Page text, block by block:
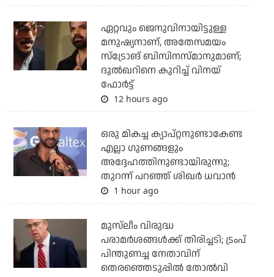
ഏറ്റവും ജെനുവിനായിട്ടുള്ള
മനുഷ്യനാണ്, അതേസമയം
സ്‌ട്രോങ് ബിസിനസ്മാനുമാണ്;
ദുല്‍ഖറിനെ കുറിച്ച് വിനയ്
ഫോര്‍ട്ട്
12 hours ago
ഒരു മികച്ച ക്യാപ്റ്റനുണ്ടാകേണ്ട
എല്ലാ ഗുണങ്ങളും
അദ്ദേഹത്തിനുണ്ടായിരുന്നു;
തുറന്ന് പറഞ്ഞ് ശിഖര്‍ ധവാന്‍
1 hour ago
മുസ്‌ലീം വിരുദ്ധ
പരാമര്‍ശങ്ങള്‍ക്ക് തിരിച്ചടി; ട്രംപ്
പിന്തുണച്ച നേതാവിന്
തെരഞ്ഞെടുപ്പില്‍ തോല്‍വി